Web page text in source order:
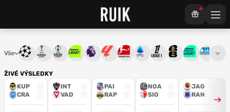
ŽIVÉ VÝSLEDKY
KUP
CRA
INT
VAD
PAI
RAP
NOA
SIO
JAG
RAN
Vše Liga mistrůEvropská liga
Konferenční liga
Chance ligaPremier League
La LigaBundesliga
Serie ALigue 1Mistrovství světa
Chance3. ČFL